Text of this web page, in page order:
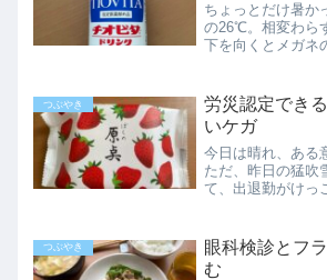
ちょっとだけ暑か
の26℃。相変わら
下を向くとメガネ
拭き取ったり。い
のです。雪の季節
つぶやき
労災認定でき
いケガ
今日は晴れ、ある
ただ、昨日の猛吹
て、出退勤がけっ
諦めてた労災昨日
ないのか聞いて下
つぶやき
眼科検診とフ
む